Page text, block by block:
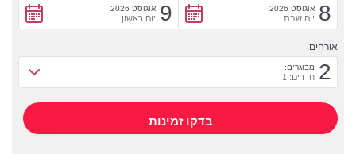
8 אוגוסט 2026
יום שבת 9 אוגוסט 2026
יום ראשון
אורחים:
2 מבוגרים:
חדרים: 1